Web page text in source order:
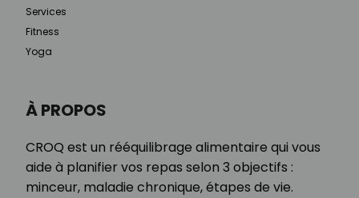
À PROPOS
CROQ est un rééquilibrage alimentaire qui vous
aide à planifier vos repas selon 3 objectifs :
minceur, maladie chronique, étapes de vie.
Services
Fitness
Yoga